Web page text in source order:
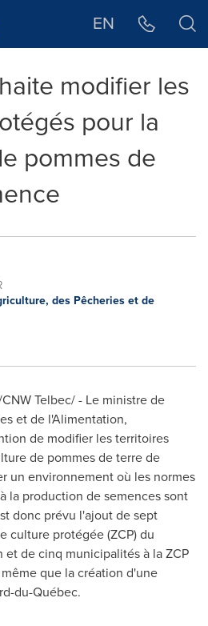
EN
modifier les
pour la
pommes de
des Pêcheries et de
Telbec/ - Le ministre de
et de l'Alimentation,
de modifier les territoires
de pommes de terre de
un environnement où les normes
la production de semences sont
donc prévu l'ajout de sept
culture protégée (ZCP) du
et de cinq municipalités à la ZCP
que la création d'une
du-Québec.